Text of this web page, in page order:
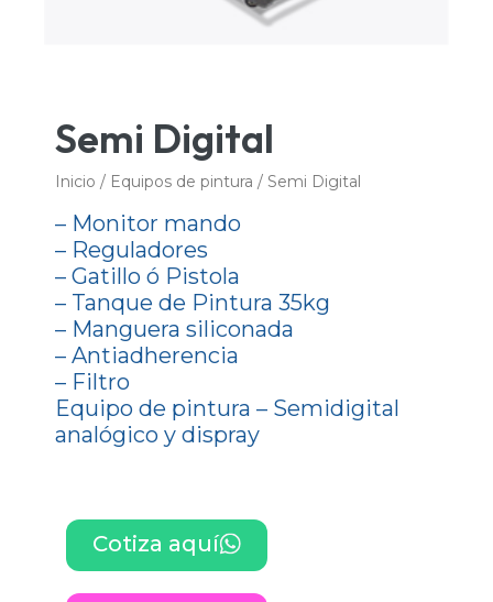
Semi Digital
Inicio / Equipos de pintura / Semi Digital
– Monitor mando
– Reguladores
– Gatillo ó Pistola
– Tanque de Pintura 35kg
– Manguera siliconada
– Antiadherencia
– Filtro
Equipo de pintura – Semidigital
analógico y dispray
Cotiza aquí